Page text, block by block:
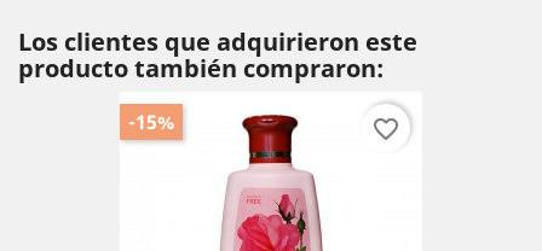
Los clientes que adquirieron este
producto también compraron:
-15% favorite_border